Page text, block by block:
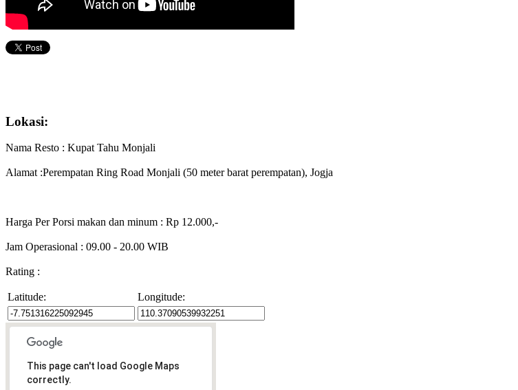
Lokasi:
Nama Resto : Kupat Tahu Monjali
Alamat :Perempatan Ring Road Monjali (50 meter barat perempatan), Jogja
Harga Per Porsi makan dan minum : Rp 12.000,-
Jam Operasional : 09.00 - 20.00 WIB
Rating :
Latitude: Longitude:
This page can't load Google Maps
correctly.